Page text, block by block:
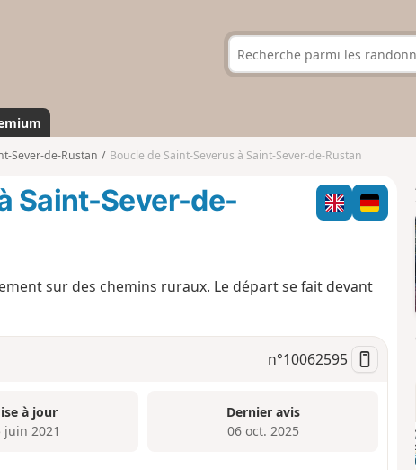
Sever-de-Rustan Boucle de Saint-Severus à Saint-Sever-de-Rustan
Saint-Sever-de-
sur des chemins ruraux. Le départ se fait devant
n°10062595
à jour
juin 2021
Dernier avis
06 oct. 2025